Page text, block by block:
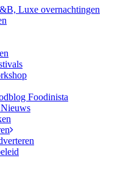
Luxe overnachtingen
Foodinista